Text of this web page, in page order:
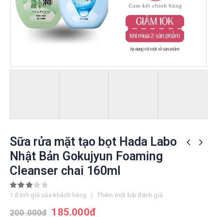
Sữa rửa mặt tạo bọt Hada Labo
Nhật Bản Gokujyun Foaming
Cleanser chai 160ml
3.00out of 5
1 đánh giá của khách hàng | Thêm một bài đánh giá
200.000đ 185.000đ